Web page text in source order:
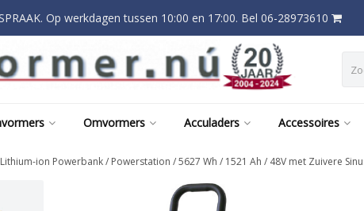
Op werkdagen tussen 10:00 en 17:00. Bel 06-28973610
Omvormers Acculaders Accessoires
Lithium-ion Powerbank / Powerstation / 5627 Wh / 1521 Ah / 48V met Zuivere